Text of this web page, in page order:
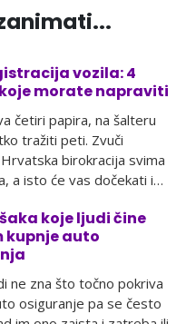
vozila: 4
morate napraviti
četiri papira, na šalteru
tražiti peti. Zvuči
birokracija svima
a isto će vas dočekati i
koje ljudi čine
kupnje auto
ne zna što točno pokriva
osiguranje pa se često